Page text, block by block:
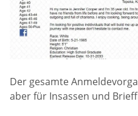
Der gesamte
aber für Insassen und